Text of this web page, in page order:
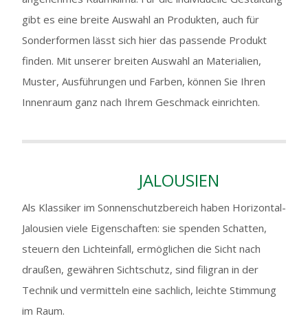
gibt es eine breite Auswahl an Produkten, auch für
Sonderformen lässt sich hier das passende Produkt
finden. Mit unserer breiten Auswahl an Materialien,
Muster, Ausführungen und Farben, können Sie Ihren
Innenraum ganz nach Ihrem Geschmack einrichten.
JALOUSIEN
Als Klassiker im Sonnenschutzbereich haben Horizontal-
Jalousien viele Eigenschaften: sie spenden Schatten,
steuern den Lichteinfall, ermöglichen die Sicht nach
draußen, gewähren Sichtschutz, sind filigran in der
Technik und vermitteln eine sachlich, leichte Stimmung
im Raum.